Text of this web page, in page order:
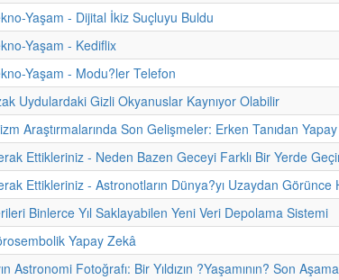
Yaşam - Dijital İkiz Suçluyu Buldu
Yaşam - Kediflix
Yaşam - Modu?ler Telefon
Uydulardaki Gizli Okyanuslar Kaynıyor Olabilir
Araştırmalarında Son Gelişmeler: Erken Tanıdan
Ettikleriniz - Neden Bazen Geceyi Farklı Bir Yerde
Ettikleriniz - Astronotların Dünya?yı Uzaydan Görünce
Binlerce Yıl Saklayabilen Yeni Veri Depolama Sistemi
Yapay Zekâ
Astronomi Fotoğrafı: Bir Yıldızın ?Yaşamının? Son